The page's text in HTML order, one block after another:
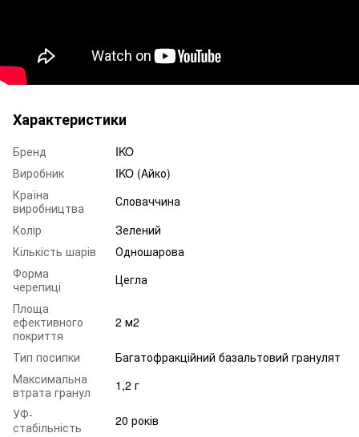
Характеристики
Бренд
IKO
Виробник
IKO (Айко)
Країна
виробництва
Словаччина
Колір
Зелений
Кількість шарів
Одношарова
Форма
черепиці
Цегла
Площа
ефективного
покриття
2 м2
Тип посипки
Багатофракційний базальтовий гранулят
Максимальна
втрата гранул
1,2 г
УФ-
стабільність
20 років